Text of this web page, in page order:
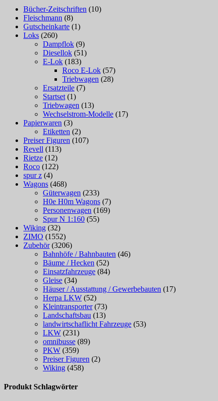
Bücher-Zeitschriften (10)
Fleischmann (8)
Gutscheinkarte (1)
Loks (260)
Dampflok (9)
Diesellok (51)
E-Lok (183)
Roco E-Lok (57)
Triebwagen (28)
Ersatzteile (7)
Startset (1)
Triebwagen (13)
Wechselstrom-Modelle (17)
Papierwaren (3)
Etiketten (2)
Preiser Figuren (107)
Revell (113)
Rietze (12)
Roco (122)
spur z (4)
Wagons (468)
Güterwagen (233)
H0e H0m Wagons (7)
Personenwagen (169)
Spur N 1:160 (55)
Wiking (32)
ZIMO (1552)
Zubehör (3206)
Bahnhöfe / Bahnbauten (46)
Bäume / Hecken (52)
Einsatzfahrzeuge (84)
Gleise (34)
Häuser / Ausstattung / Gewerbebauten (17)
Herpa LKW (52)
Kleintransporter (73)
Landschaftsbau (13)
landwirtschaflicht Fahrzeuge (53)
LKW (231)
omnibusse (89)
PKW (359)
Preiser Figuren (2)
Wiking (458)
Produkt Schlagwörter